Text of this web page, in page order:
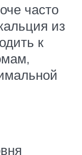
часто
из
к